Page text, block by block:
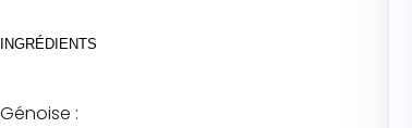
INGRÉDIENTS
Génoise :